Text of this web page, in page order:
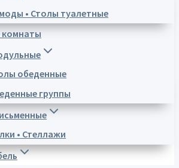
• Столы туалетные
комнаты
обеденные
группы
• Стеллажи